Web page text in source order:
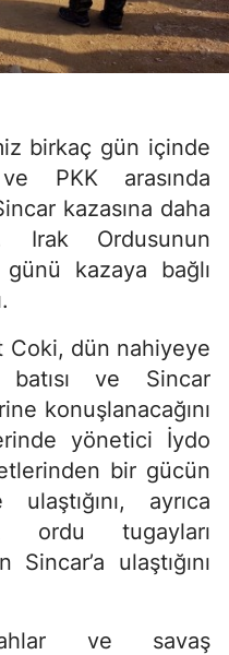
birkaç gün içinde
PKK arasında
kazasına daha
Irak Ordusunun
kazaya bağlı
Coki, dün nahiyeye
ve Sincar
konuşlanacağını
yönetici İydo
bir gücün
ayrıca
tugayları
ulaştığını
ve savaş